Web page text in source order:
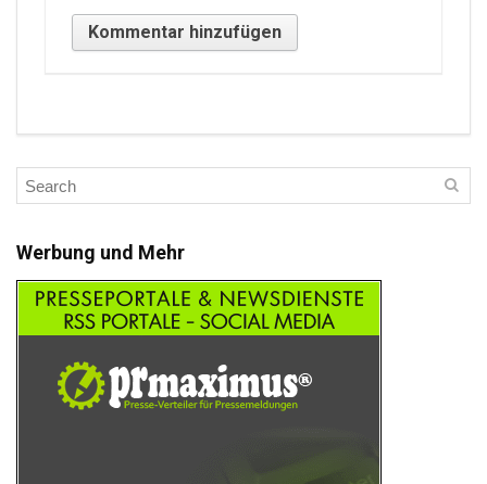
Werbung und Mehr